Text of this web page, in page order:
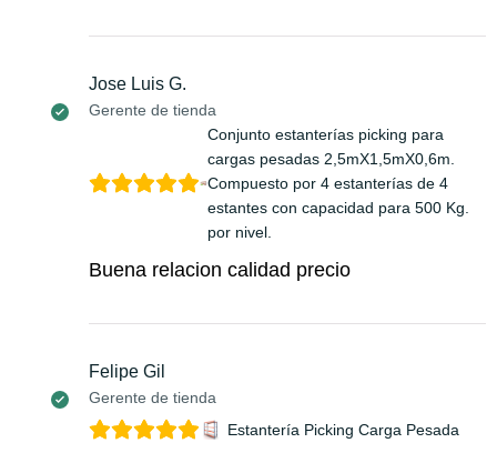
Jose Luis G.
Gerente de tienda
Conjunto estanterías picking para
cargas pesadas 2,5mX1,5mX0,6m.
Compuesto por 4 estanterías de 4
estantes con capacidad para 500 Kg.
por nivel.
Buena relacion calidad precio
Felipe Gil
Gerente de tienda
Estantería Picking Carga Pesada